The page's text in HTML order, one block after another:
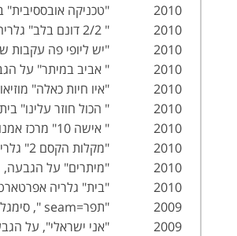
2010 "טכניקה אובססיבית" בית דניאל יפו
2010 " 2/2 דונם בלב" גלריה גרוס תל אביב
2010 "יש ליופי פה עקבות של מלחמה" בית האמנים , חיפה
2010 " אביב במיתר" על הגבעה, גלריה לאמנות , מיתר
2010 "איו חיות כאלה" מוזיאון לתולדות הישוב בגדרה
2010 " הכול חוזר עלינו" בית המנים יבנה
2010 " אישה 10" מרכז אמנות הבמה,שוהם
2010 "מקלות הקסם 2" גלריה לעיצוב חנקין, חולון
2010 "מיתרים" על הגבעה, גלריה לאמנות , מיתר
2010 "בית" גלריה אפרטארט תל אביב
2009 "תפר=seam ", סימגלרי, מושב מגדים
2009 "אני ישראלי", על הגבעה, גלריה לאמנות , מיתר